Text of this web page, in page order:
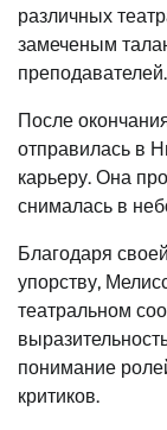
различных
замеченым
преподавателей.
После
отправилась в
карьеру. Она
снималась в
Благодаря
упорству,
театральном
понимание
критиков.